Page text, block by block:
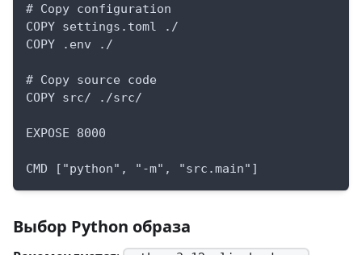
# Copy configuration
COPY settings.toml ./
COPY .env ./
# Copy source code
COPY src/ ./src/
EXPOSE 8000
CMD ["python", "-m", "src.main"]
Выбор Python образа